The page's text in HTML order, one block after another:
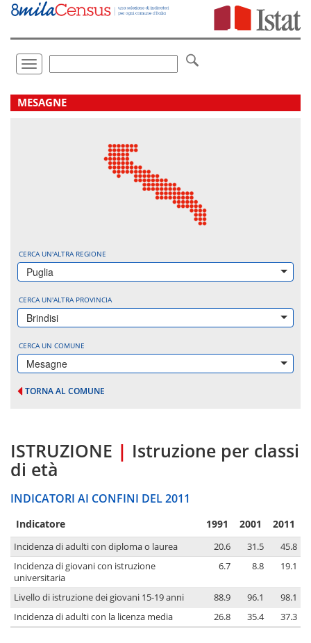
Vai
direttamente
Toggle
navigation
.
MESAGNE
CERCA UN'ALTRA REGIONE
Puglia
CERCA UN'ALTRA PROVINCIA
Brindisi
CERCA UN COMUNE
Mesagne
TORNA AL COMUNE
ISTRUZIONE | Istruzione per classi
di età
INDICATORI AI CONFINI DEL 2011
Indicatore 1991 2001 2011
Incidenza di adulti con diploma o laurea 20.6 31.5
45.8
Incidenza di giovani con istruzione
universitaria
6.7 8.8 19.1
Livello di istruzione dei giovani 15-19 anni 88.9 96.1
98.1
Incidenza di adulti con la licenza media
26.8 35.4 37.3